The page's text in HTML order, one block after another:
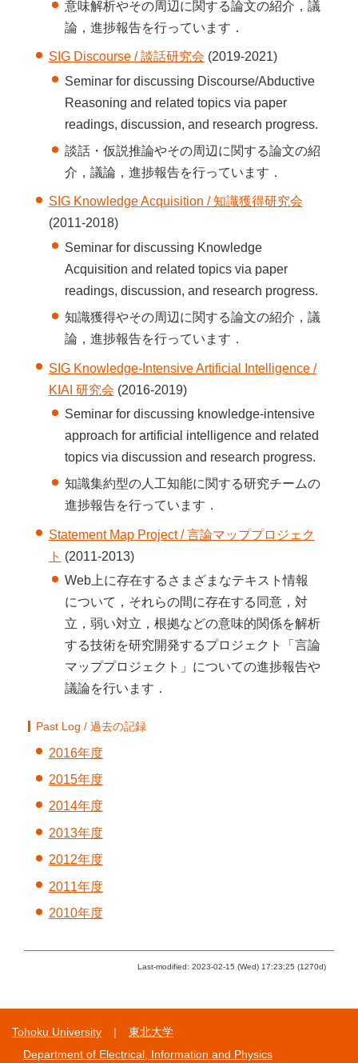
意味解析やその周辺に関する論文の紹介，議
論，進捗報告を行っています．
SIG Discourse / 談話研究会 (2019-2021)
Seminar for discussing Discourse/Abductive
Reasoning and related topics via paper
readings, discussion, and research progress.
談話・仮説推論やその周辺に関する論文の紹
介，議論，進捗報告を行っています．
SIG Knowledge Acquisition / 知識獲得研究会
(2011-2018)
Seminar for discussing Knowledge
Acquisition and related topics via paper
readings, discussion, and research progress.
知識獲得やその周辺に関する論文の紹介，議
論，進捗報告を行っています．
SIG Knowledge-Intensive Artificial Intelligence /
KIAI 研究会 (2016-2019)
Seminar for discussing knowledge-intensive
approach for artificial intelligence and related
topics via discussion and research progress.
知識集約型の人工知能に関する研究チームの
進捗報告を行っています．
Statement Map Project / 言論マッププロジェク
ト (2011-2013)
Web上に存在するさまざまなテキスト情報
について，それらの間に存在する同意，対
立，弱い対立，根拠などの意味的関係を解析
する技術を研究開発するプロジェクト「言論
マッププロジェクト」についての進捗報告や
議論を行います．
Past Log / 過去の記録
2016年度
2015年度
2014年度
2013年度
2012年度
2011年度
2010年度
Last-modified: 2023-02-15 (Wed) 17:23:25 (1270d)
Tohoku University
東北大学
Department of Electrical, Information and Physics